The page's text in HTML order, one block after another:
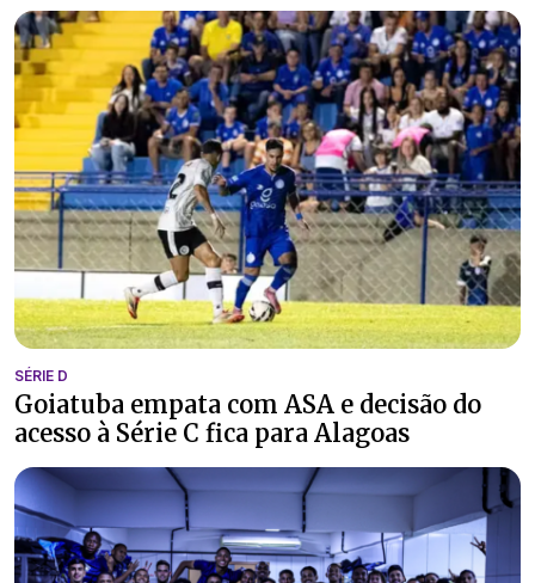
SÉRIE D
Goiatuba empata com ASA e decisão do
acesso à Série C fica para Alagoas